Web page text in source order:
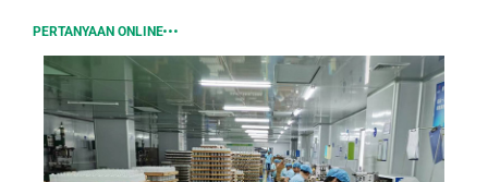
PERTANYAAN ONLINE